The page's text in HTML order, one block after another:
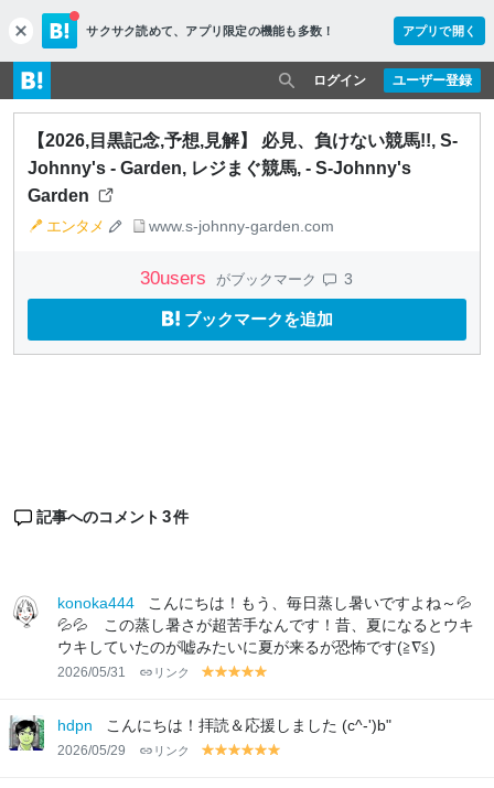
c
l
o
s
e
サクサク読めて、 アプリ限定の機能も多数！ アプリで開く
ユーザー登録
ログイン
【2026,目黒記念,予想,見解】 必見、負けない競馬!!, S-
Johnny's - Garden, レジまぐ競馬, - S-Johnny's
Garden
エンタメ www.s-johnny-garden.com
30users がブックマーク 3
ブックマークを追加
記事へのコメント 3件
konoka444
こんにちは！もう、毎日蒸し暑いですよね～💦
💦💦 この蒸し暑さが超苦手なんです！昔、夏になるとウキ
ウキしていたのが嘘みたいに夏が来るが恐怖です(≧∇≦)
2026/05/31 リンク
y
lo
w
y
lo
w
y
lo
w
y
lo
w
lo
w
hdpn こんにちは！拝読＆応援しました (c^-')b"
2026/05/29 リンク
y y y y y